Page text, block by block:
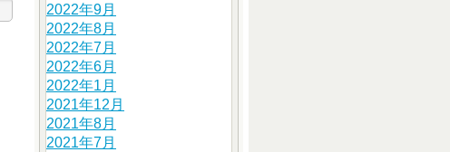
2022年9月
2022年8月
2022年7月
2022年6月
2022年1月
2021年12月
2021年8月
2021年7月